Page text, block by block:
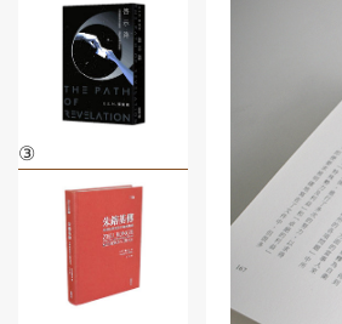
③